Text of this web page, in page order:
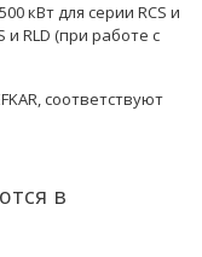
кВт для серии RCS и
и RLD (при работе с
соответствуют
в